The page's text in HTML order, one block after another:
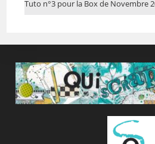
Tuto n°3 pour la Box de Novembre